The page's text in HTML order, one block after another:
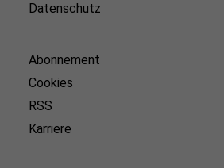
Datenschutz
Abonnement
Cookies
RSS
Karriere